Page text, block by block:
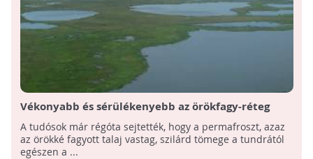
Vékonyabb és sérülékenyebb az örökfagy-réteg
Alaszka alatt, mint eddig hitték
A tudósok már régóta sejtették, hogy a permafroszt, azaz
az örökké fagyott talaj vastag, szilárd tömege a tundrától
egészen a ...